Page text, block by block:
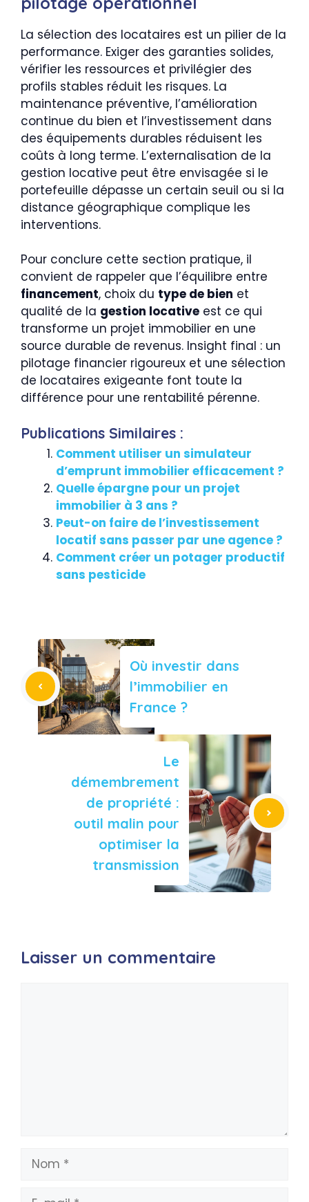
La sélection des locataires est un pilier de la
performance. Exiger des garanties solides,
vérifier les ressources et privilégier des
profils stables réduit les risques. La
maintenance préventive, l’amélioration
continue du bien et l’investissement dans
des équipements durables réduisent les
coûts à long terme. L’externalisation de la
gestion locative peut être envisagée si le
portefeuille dépasse un certain seuil ou si la
distance géographique complique les
interventions.
Pour conclure cette section pratique, il
convient de rappeler que l’équilibre entre
financement, choix du type de bien et
qualité de la gestion locative est ce qui
transforme un projet immobilier en une
source durable de revenus. Insight final : un
pilotage financier rigoureux et une sélection
de locataires exigeante font toute la
différence pour une rentabilité pérenne.
Publications Similaires :
Comment utiliser un simulateur
d’emprunt immobilier efficacement ?
Quelle épargne pour un projet
immobilier à 3 ans ?
Peut-on faire de l’investissement
locatif sans passer par une agence ?
Comment créer un potager productif
sans pesticide
Où investir dans
l’immobilier en
France ?
Le
démembrement
de propriété :
outil malin pour
optimiser la
transmission
Laisser un commentaire
Nom